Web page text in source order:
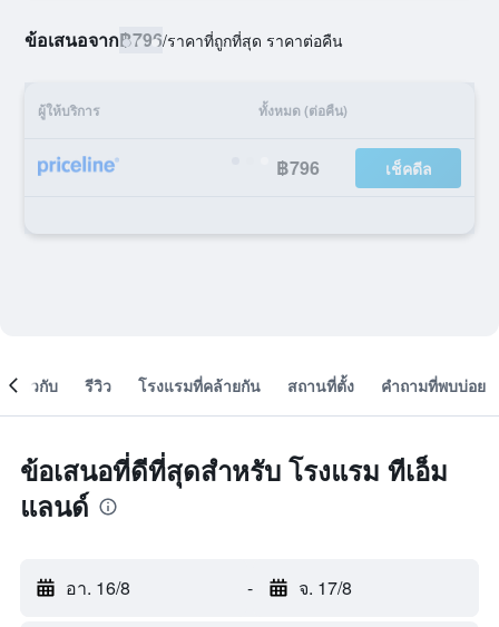
ข้อเสนอจาก฿796/ราคาที่ถูกที่สุด ราคาต่อคืน
ผู้ให้บริการ ทั้งหมด (ต่อคืน)
฿796 เช็คดีล
เกี่ยวกับ รีวิว โรงแรมที่คล้ายกัน สถานที่ตั้ง คำถามที่พบบ่อย
ข้อเสนอที่ดีที่สุดสำหรับ โรงแรม ทีเอ็ม
แลนด์
อา. 16/8 - จ. 17/8